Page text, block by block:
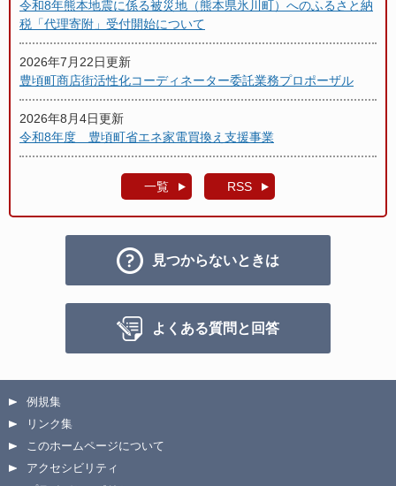
令和8年熊本地震に係る被災地（熊本県氷川町）へのふるさと納
税「代理寄附」受付開始について
2026年7月22日更新
豊頃町商店街活性化コーディネーター委託業務プロポーザル
2026年8月4日更新
令和8年度 豊頃町省エネ家電買換え支援事業
一覧 RSS
見つからないときは
よくある質問と回答
例規集
リンク集
このホームページについて
アクセシビリティ